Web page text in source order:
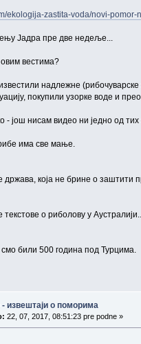
ekologija-zastita-voda/novi-pomor-
Јадра пре две недеље...
овим вестима?
надлежне
покупили узорке воде и
- још нисам видео ни једно од
има све мање.
држава, која не брине о
о риболову у
били 500 година под Турцима.
извештаји о поморима
22, 07, 2017, 08:51:23 pre podne »